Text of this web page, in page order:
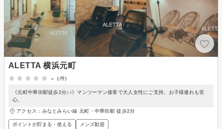
ALETTA 横浜元町
-
(-件)
《元町中華街駅徒歩2分♪♪》マンツーマン接客で大人女性にご支持。お子様連れも安
心。
アクセス：みなとみらい線 元町・中華街駅 徒歩2分
ポイントが貯まる・使える メンズ歓迎